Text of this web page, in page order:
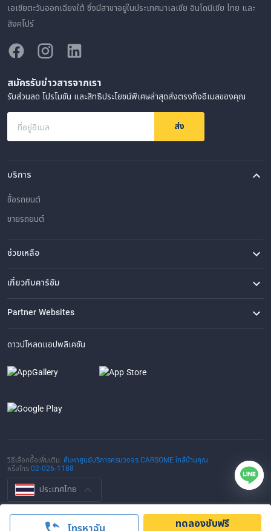
ทดลองขับฟรี
เอเชียตะวันออกเฉียงใต้ ซึ่งมีสาขาอยู่ในประเทศมาเลเซีย อินโดนีเซีย ไทย และ
สิงคโปร์
สมัครรับข่าวสารจากเรา
รับส่วนลด โปรโมชัน และสิทธิประโยชน์พิเศษล่าสุดส่งตรงถึงอีเมลของคุณ
ที่อยู่อีเมล ส่ง
บริการ
ซื้อรถยนต์
ขายรถยนต์
ช่วยเหลือ
คำถามที่พบบ่อย
ติดต่อเรา
ที่ตั้งของเรา
เกี่ยวกับคาร์ซัม
เรื่องราวของเรา
ซื้อรถจาก CARSOME
บทความ
การแจ้งเบาะแส
ร่วมงานกับเรา
Partner Websites
AutoFun
One2Car
AutoSpinn
CarTimes
ดาวน์โหลดแอปพลิเคชัน
วิธีเลือกซื้อเพิ่มเติม: ค้นหาศูนย์บริการครบวงจร CARSOME ใกล้บ้านคุณ.
หรือโทร02-026-1188
ประเทศไทย
© 2016-2025 CARSOME (THAILAND) CO., LTD.(105559096112) สงวน